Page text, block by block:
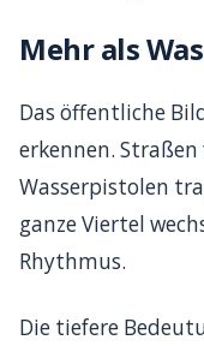
Mehr als
Das öffentliche
erkennen.
Wasserpistolen
ganze Viertel
Rhythmus.
Die tiefere